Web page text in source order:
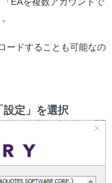
ードすることも可能なの
定」を選択